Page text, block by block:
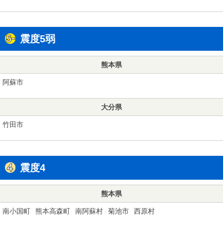
震度5弱
熊本県
阿蘇市
大分県
竹田市
震度4
熊本県
南小国町 熊本高森町 南阿蘇村 菊池市 西原村